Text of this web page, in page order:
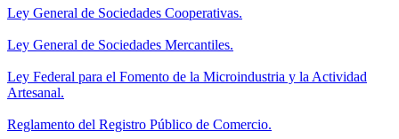
Ley General de Sociedades Cooperativas.
Ley General de Sociedades Mercantiles.
Ley Federal para el Fomento de la Microindustria y la Actividad
Artesanal.
Reglamento del Registro Público de Comercio.